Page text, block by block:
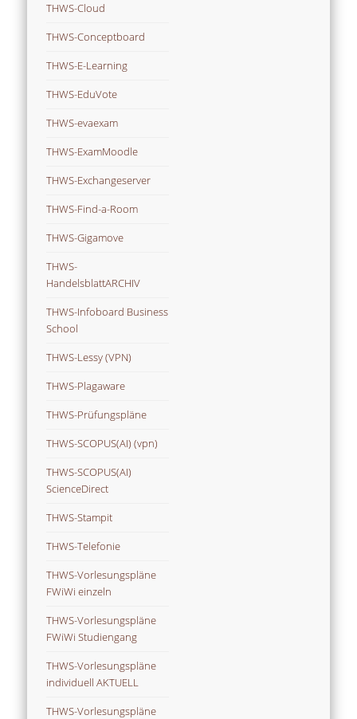
THWS-Cloud
THWS-Conceptboard
THWS-E-Learning
THWS-EduVote
THWS-evaexam
THWS-ExamMoodle
THWS-Exchangeserver
THWS-Find-a-Room
THWS-Gigamove
THWS-
HandelsblattARCHIV
THWS-Infoboard Business
School
THWS-Lessy (VPN)
THWS-Plagaware
THWS-Prüfungspläne
THWS-SCOPUS(AI) (vpn)
THWS-SCOPUS(AI)
ScienceDirect
THWS-Stampit
THWS-Telefonie
THWS-Vorlesungspläne
FWiWi einzeln
THWS-Vorlesungspläne
FWiWi Studiengang
THWS-Vorlesungspläne
individuell AKTUELL
THWS-Vorlesungspläne